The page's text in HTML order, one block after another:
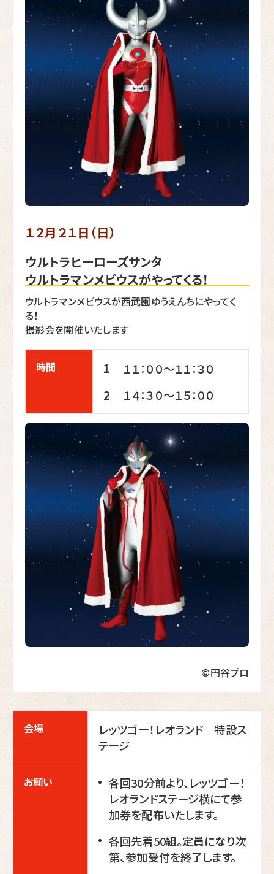
１２月２１日（日）
ウルトラヒーローズサンタ
ウルトラマンメビウスがやってくる！
ウルトラマンメビウスが西武園ゆうえんちにやってく
る！
撮影会を開催いたします
時間 1
１１：００～１１：３０
2
１４：３０～１５：００
©円谷プロ
会場
レッツゴー！レオランド 特設ス
テージ
お願い
各回30分前より、レッツゴー！
レオランドステージ横にて参
加券を配布いたします。
各回先着50組。定員になり次
第、参加受付を終了します。